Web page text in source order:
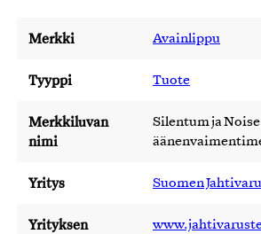
Merkki Avainlippu
Tyyppi Tuote
Merkkiluvan
nimi
Silentum ja
Yritys Suomen
Yrityksen